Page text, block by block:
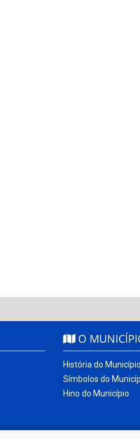
O
História do Município
Símbolos do
Hino do Município